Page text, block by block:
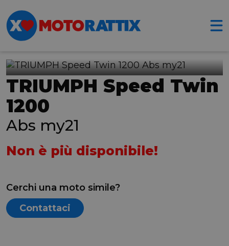
TRIUMPH Speed Twin
1200
Abs my21
Non è più disponibile!
Cerchi una moto simile?
Contattaci